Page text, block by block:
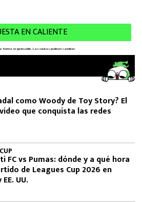
como Woody de Toy Story? El
que conquista las redes
FC vs Pumas: dónde y a qué hora
de Leagues Cup 2026 en
UU.